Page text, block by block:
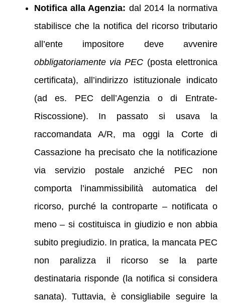
Notifica alla Agenzia: dal 2014 la normativa
stabilisce che la notifica del ricorso tributario
all’ente impositore deve avvenire
obbligatoriamente via PEC (posta elettronica
certificata), all’indirizzo istituzionale indicato
(ad es. PEC dell’Agenzia o di Entrate-
Riscossione). In passato si usava la
raccomandata A/R, ma oggi la Corte di
Cassazione ha precisato che la notificazione
via servizio postale anziché PEC non
comporta l’inammissibilità automatica del
ricorso, purché la controparte – notificata o
meno – si costituisca in giudizio e non abbia
subito pregiudizio. In pratica, la mancata PEC
non paralizza il ricorso se la parte
destinataria risponde (la notifica si considera
sanata). Tuttavia, è consigliabile seguire la